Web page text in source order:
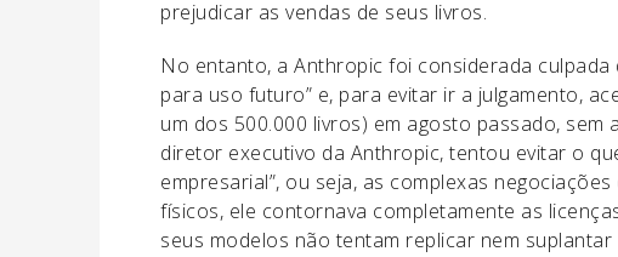
prejudicar as vendas de seus livros.
No entanto, a Anthropic foi considerada
para uso futuro” e, para evitar ir a julgamento,
um dos 500.000 livros) em agosto passado,
diretor executivo da Anthropic, tentou evitar o
empresarial”, ou seja, as complexas
físicos, ele contornava completamente as
seus modelos não tentam replicar nem